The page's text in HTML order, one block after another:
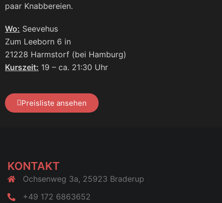
paar Knabbereien.
Wo: See­ve­hus
Zum Lee­born 6 in
21228 Harmstorf (bei Ham­burg)
Kurs­zeit: 19 – ca. 21:30 Uhr
Preis­lis­te ansehen
KONTAKT
Ochsenweg 3a, 25923 Braderup
+49 172 6863652